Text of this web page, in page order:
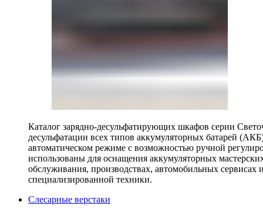
Каталог зарядно-десульфатирующих шкафов серии
десульфатации всех типов аккумуляторных батарей
автоматическом режиме с возможностью ручной
использованы для оснащения аккумуляторных
обслуживания, производствах, автомобильных
специализированной техники.
Слесарные верстаки